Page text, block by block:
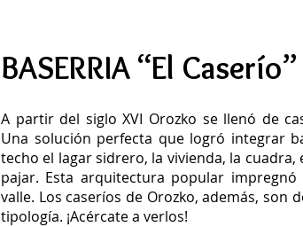
BASERRIA “El Caserío”
A partir del siglo XVI Orozko se llenó de
Una solución perfecta que logró integrar
techo el lagar sidrero, la vivienda, la cuadra,
pajar. Esta arquitectura popular impregnó
valle. Los caseríos de Orozko, además, son
tipología. ¡Acércate a verlos!